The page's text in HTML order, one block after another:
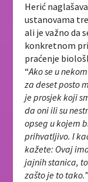
Herić
ustanovama
ali je važno da
konkretnom
praćenje
“Ako se u
za deset posto
je prosjek koji
da oni ili su
opseg u kojem
prihvatljivo. I
kažete: Ovaj
jajnih stanica,
zašto je to tako.”